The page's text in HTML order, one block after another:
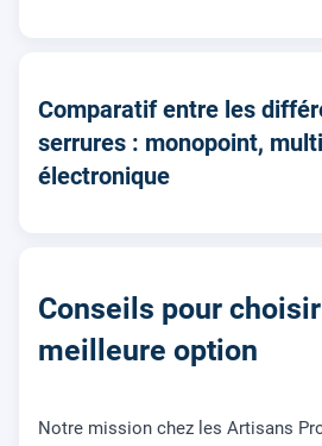
Comparatif entre les
serrures : monopoint,
électronique
Conseils pour
meilleure option
Notre mission chez les Artisans